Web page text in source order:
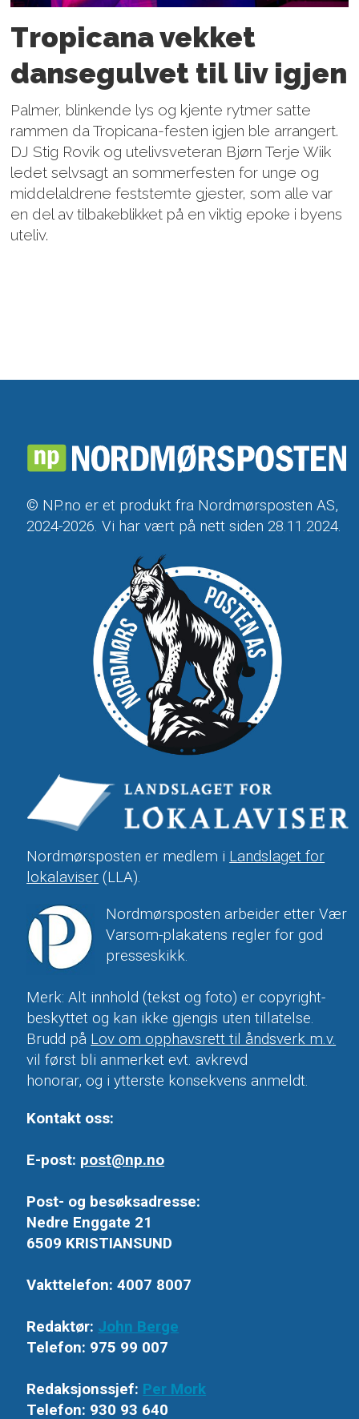
Tropicana vekket
dansegulvet til liv igjen
Palmer, blinkende lys og kjente rytmer satte
rammen da Tropicana-festen igjen ble arrangert.
DJ Stig Rovik og utelivsveteran Bjørn Terje Wiik
ledet selvsagt an sommerfesten for unge og
middelaldrene feststemte gjester, som alle var
en del av tilbakeblikket på en viktig epoke i byens
uteliv.
© NP.no er et produkt fra Nordmørsposten AS,
2024-2026. Vi har vært på nett siden 28.11.2024.
Nordmørsposten er medlem i Landslaget for
lokalaviser (LLA).
Nordmørsposten arbeider etter Vær
Varsom-plakatens regler for god
presseskikk.
Merk: Alt innhold (tekst og foto) er copyright-
beskyttet og kan ikke gjengis uten tillatelse.
Brudd på Lov om opphavsrett til åndsverk m.v.
vil først bli anmerket evt. avkrevd
honorar, og i ytterste konsekvens anmeldt.
Kontakt oss:
E-post: post@np.no
Post- og besøksadresse:
Nedre Enggate 21
6509 KRISTIANSUND
Vakttelefon: 4007 8007
Redaktør: John Berge
Telefon: 975 99 007
Redaksjonssjef: Per Mork
Telefon: 930 93 640